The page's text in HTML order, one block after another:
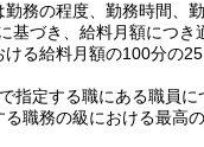
務の程度、勤務時間、
づき、給料月額につき
る給料月額の100分の25
定する職にある職員
職務の級における最高